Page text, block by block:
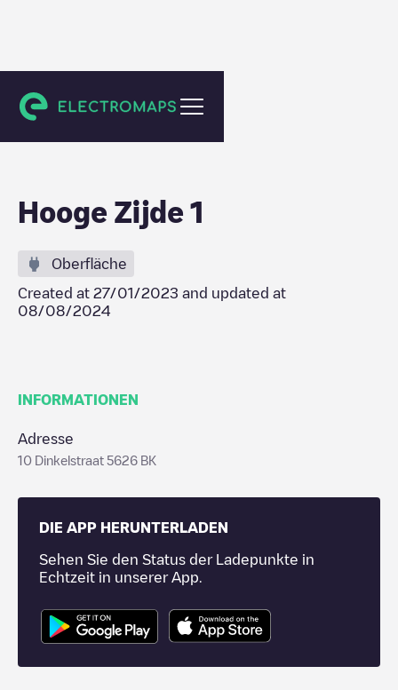
Eindhoven
Hooge Zijde 1
Oberfläche
Created at 27/01/2023 and updated at
08/08/2024
INFORMATIONEN
Adresse
10 Dinkelstraat 5626 BK
DIE APP HERUNTERLADEN
Sehen Sie den Status der Ladepunkte in
Echtzeit in unserer App.